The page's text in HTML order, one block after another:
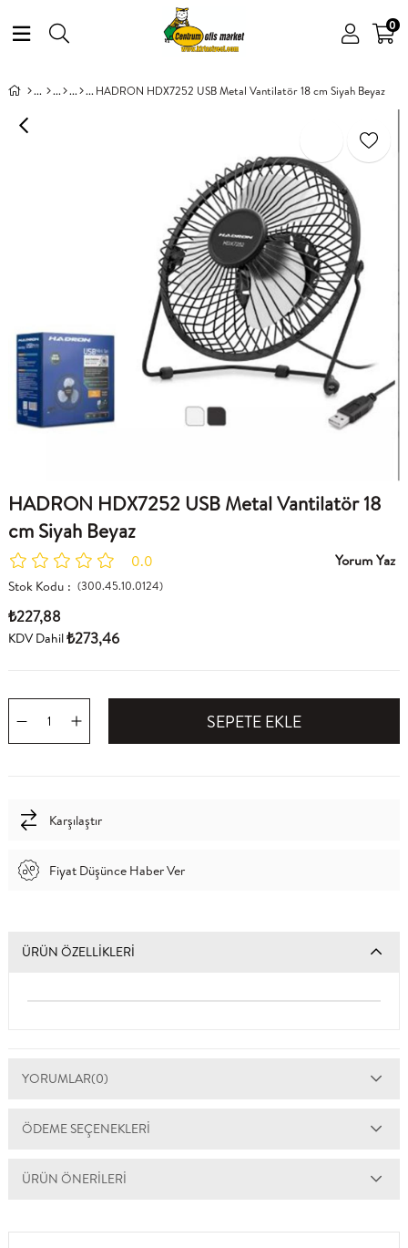
0
HADRON HDX7252 USB Metal Vantilatör 18 cm Siyah Beyaz
HADRON HDX7252 USB Metal Vantilatör 18
cm Siyah Beyaz
0.0 Yorum Yaz
Stok Kodu (300.45.10.0124)
₺227,88
KDV Dahil₺273,46
Karşılaştır
Fiyat Düşünce Haber Ver
ÜRÜN ÖZELLIKLERI
YORUMLAR(0)
ÖDEME SEÇENEKLERI
ÜRÜN ÖNERILERI